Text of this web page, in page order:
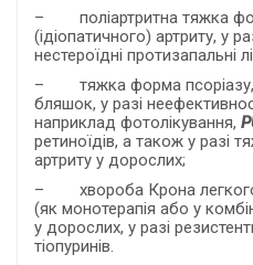
– поліартритна тяжка
(ідіопатичного) артриту, у
нестероїдні протизапальні
– тяжка форма псоріазу,
бляшок, у разі
наприклад фотолікування,
ретиноїдів, а також у разі
артриту у дорослих;
– хвороба Крона легкого
(як монотерапія або у
у дорослих, у разі
тіопуринів.